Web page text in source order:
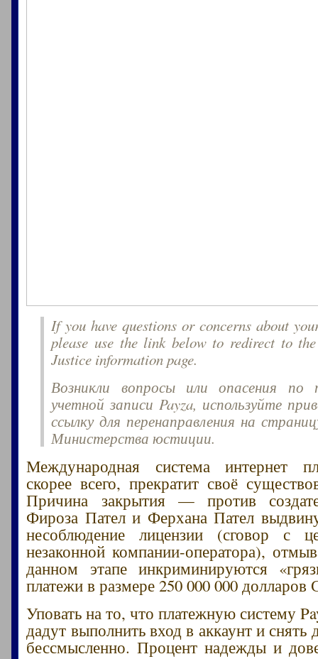
If you have questions or concerns about
please use the link below to redirect to
Justice information page.
Возникли вопросы или опасения по
учетной записи Payza, используйте
ссылку для перенаправления на
Министерства юстиции.
Международная система интернет
скорее всего, прекратит своё
Причина закрытия — против
Фироза Пател и Ферхана Пател
несоблюдение лицензии (сговор с
незаконной компании-оператора),
данном этапе инкриминируются
платежи в размере 250 000 000
Уповать на то, что платежную систему
дадут выполнить вход в аккаунт и
бессмысленно. Процент надежды и